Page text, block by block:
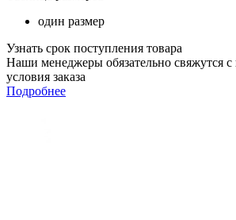
один размер
Узнать срок поступления товара
Наши менеджеры обязательно свяжутся с
условия заказа
Подробнее